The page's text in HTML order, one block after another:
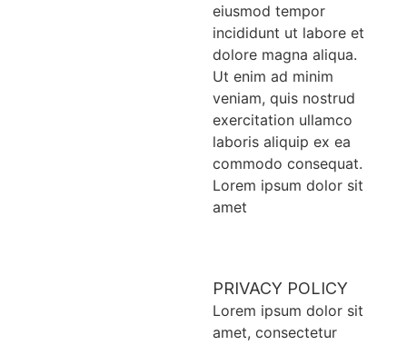
eiusmod tempor
incididunt ut labore et
dolore magna aliqua.
Ut enim ad minim
veniam, quis nostrud
exercitation ullamco
laboris aliquip ex ea
commodo consequat.
Lorem ipsum dolor sit
amet
PRIVACY POLICY
Lorem ipsum dolor sit
amet, consectetur